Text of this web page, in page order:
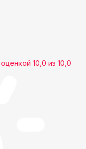
10,0 из 10,0